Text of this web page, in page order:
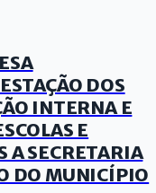
DOS
INTERNA E
E
A SECRETARIA
DO MUNICÍPIO